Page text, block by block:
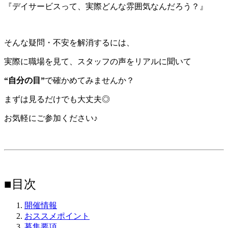
『デイサービスって、実際どんな雰囲気なんだろう？ 』
そんな疑問・不安を解消するには、
実際に職場を見て、スタッフの声をリアルに聞いて
“自分の目”で確かめてみませんか？
まずは見るだけでも大丈夫◎
お気軽にご参加ください♪
■目次
開催情報
おススメポイント